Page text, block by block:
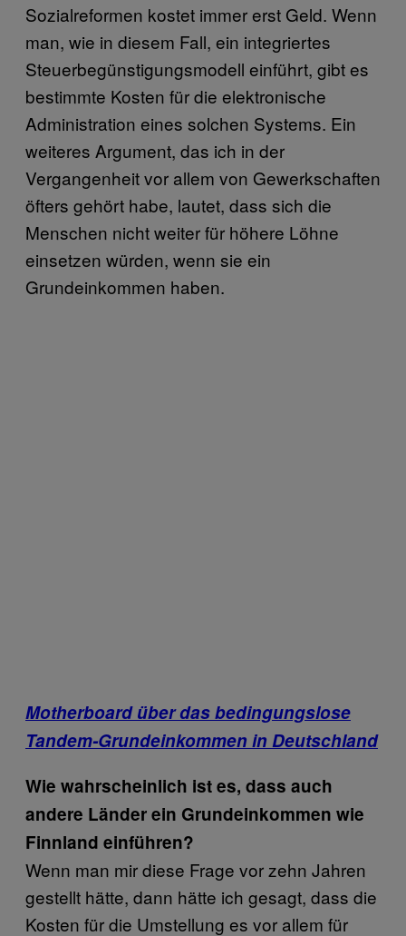
Sozialreformen kostet immer erst Geld. Wenn
man, wie in diesem Fall, ein integriertes
Steuerbegünstigungsmodell einführt, gibt es
bestimmte Kosten für die elektronische
Administration eines solchen Systems. Ein
weiteres Argument, das ich in der
Vergangenheit vor allem von Gewerkschaften
öfters gehört habe, lautet, dass sich die
Menschen nicht weiter für höhere Löhne
einsetzen würden, wenn sie ein
Grundeinkommen haben.
Motherboard über das bedingungslose
Tandem-Grundeinkommen in Deutschland
Wie wahrscheinlich ist es, dass auch
andere Länder ein Grundeinkommen wie
Finnland einführen?
Wenn man mir diese Frage vor zehn Jahren
gestellt hätte, dann hätte ich gesagt, dass die
Kosten für die Umstellung es vor allem für